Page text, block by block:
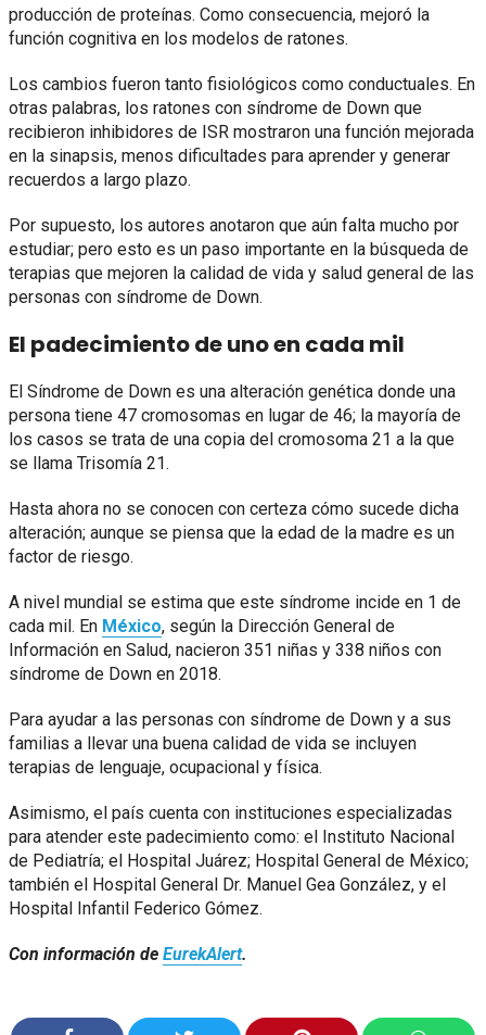
producción de proteínas. Como consecuencia, mejoró la
función cognitiva en los modelos de ratones.
Los cambios fueron tanto fisiológicos como conductuales. En
otras palabras, los ratones con síndrome de Down que
recibieron inhibidores de ISR mostraron una función mejorada
en la sinapsis, menos dificultades para aprender y generar
recuerdos a largo plazo.
Por supuesto, los autores anotaron que aún falta mucho por
estudiar; pero esto es un paso importante en la búsqueda de
terapias que mejoren la calidad de vida y salud general de las
personas con síndrome de Down.
El padecimiento de uno en cada mil
El Síndrome de Down es una alteración genética donde una
persona tiene 47 cromosomas en lugar de 46; la mayoría de
los casos se trata de una copia del cromosoma 21 a la que
se llama Trisomía 21.
Hasta ahora no se conocen con certeza cómo sucede dicha
alteración; aunque se piensa que la edad de la madre es un
factor de riesgo.
A nivel mundial se estima que este síndrome incide en 1 de
cada mil. En México, según la Dirección General de
Información en Salud, nacieron 351 niñas y 338 niños con
síndrome de Down en 2018.
Para ayudar a las personas con síndrome de Down y a sus
familias a llevar una buena calidad de vida se incluyen
terapias de lenguaje, ocupacional y física.
Asimismo, el país cuenta con instituciones especializadas
para atender este padecimiento como: el Instituto Nacional
de Pediatría; el Hospital Juárez; Hospital General de México;
también el Hospital General Dr. Manuel Gea González, y el
Hospital Infantil Federico Gómez.
Con información de EurekAlert.